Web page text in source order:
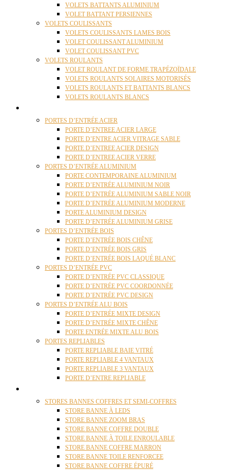
VOLETS BATTANTS ALUMINIUM
VOLET BATTANT PERSIENNES
VOLETS COULISSANTS
VOLETS COULISSANTS LAMES BOIS
VOLET COULISSANT ALUMINIUM
VOLET COULISSANT PVC
VOLETS ROULANTS
VOLET ROULANT DE FORME TRAPÉZOÏDALE
VOLETS ROULANTS SOLAIRES MOTORISÉS
VOLETS ROULANTS ET BATTANTS BLANCS
VOLETS ROULANTS BLANCS
PORTES D’ENTRÉE ACIER
PORTE D’ENTREE ACIER LARGE
PORTE D’ENTRE ACIER VITRAGE SABLE
PORTE D’ENTREE ACIER DESIGN
PORTE D’ENTREE ACIER VERRE
PORTES D’ENTRÉE ALUMINIUM
PORTE CONTEMPORAINE ALUMINIUM
PORTE D’ENTRÉE ALUMINIUM NOIR
PORTE D’ENTRÉE ALUMINIUM SABLE NOIR
PORTE D’ENTRÉE ALUMINIUM MODERNE
PORTE ALUMINIUM DESIGN
PORTE D’ENTRÉE ALUMINIUM GRISE
PORTES D’ENTRÉE BOIS
PORTE D’ENTRÉE BOIS CHÊNE
PORTE D’ENTRÉE BOIS GRIS
PORTE D’ENTRÉE BOIS LAQUÉ BLANC
PORTES D’ENTRÉE PVC
PORTE D’ENTRÉE PVC CLASSIQUE
PORTE D’ENTRÉE PVC COORDONNÉE
PORTE D’ENTRÉE PVC DESIGN
PORTES D’ENTRÉE ALU BOIS
PORTE D’ENTRÉE MIXTE DESIGN
PORTE D’ENTRÉE MIXTE CHÊNE
PORTE ENTRÉE MIXTE ALU BOIS
PORTES REPLIABLES
PORTE REPLIABLE BAIE VITRÉ
PORTE REPLIABLE 4 VANTAUX
PORTE REPLIABLE 3 VANTAUX
PORTE D’ENTRE REPLIABLE
STORES BANNES COFFRES ET SEMI-COFFRES
STORE BANNE À LEDS
STORE BANNE ZOOM BRAS
STORE BANNE COFFRE DOUBLE
STORE BANNE À TOILE ENROULABLE
STORE BANNE COFFRE MARRON
STORE BANNE TOILE RENFORCEE
STORE BANNE COFFRE ÉPURÉ